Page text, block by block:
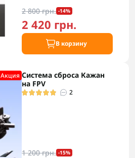
2 800 грн. -14%
2 420 грн.
В корзину
Акция Система сброса Кажан
на FPV
2
1 200 грн. -15%